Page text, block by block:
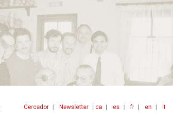
ca es fr en it
Cercador Newsletter